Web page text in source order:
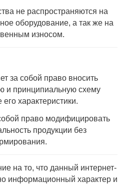
не распространяются на
оборудование, а так же на
износом.
за собой право вносить
и принципиальную схему
характеристики.
право модифицировать
продукции без
на то, что данный интернет-
информационный характер и